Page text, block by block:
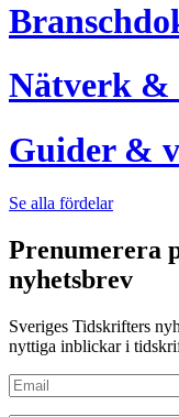
Nätverk &
Guider &
Se alla fördelar
Prenumerera
nyhetsbrev
Sveriges Tidskrifters
nyttiga inblickar i